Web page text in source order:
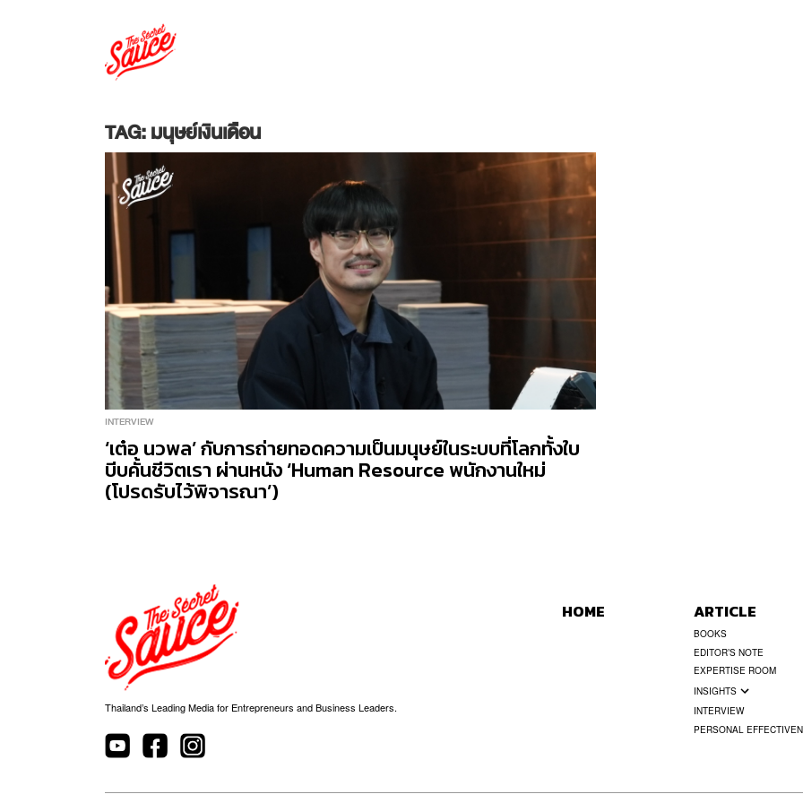
TAG: มนุษย์เงินเดือน
INTERVIEW
‘เต๋อ นวพล’ กับการถ่ายทอดความเป็นมนุษย์ในระบบที่โลกทั้งใบ
บีบคั้นชีวิตเรา ผ่านหนัง ‘Human Resource พนักงานใหม่
(โปรดรับไว้พิจารณา’)
Thailand’s Leading Media for Entrepreneurs and Business Leaders.
HOME ARTICLE
BOOKS
EDITOR’S NOTE
EXPERTISE ROOM
INSIGHTS
INTERVIEW
PERSONAL